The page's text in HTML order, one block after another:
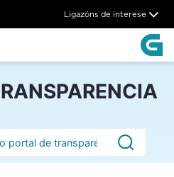
e control
Ligazóns de interese